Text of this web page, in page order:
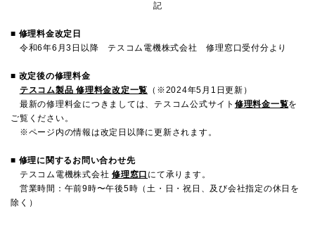
記
■ 修理料金改定日
令和6年6 月3 日以降 テスコム電機株式会社 修理窓口受付分より
■ 改定後の修理料金
テスコム製品 修理料金改定一覧 （※2024年5月1日更新）
最新の修理料金につきましては、テスコム公式サイト 修理料金一覧を
ご覧ください。
※ページ内の情報は改定日以降に更新されます。
■ 修理に関するお問い合わせ先
テスコム電機株式会社 修理窓口 にて承ります。
営業時間：午前9時〜午後5時（土・日・祝日、及び会社指定の休日を
除く）